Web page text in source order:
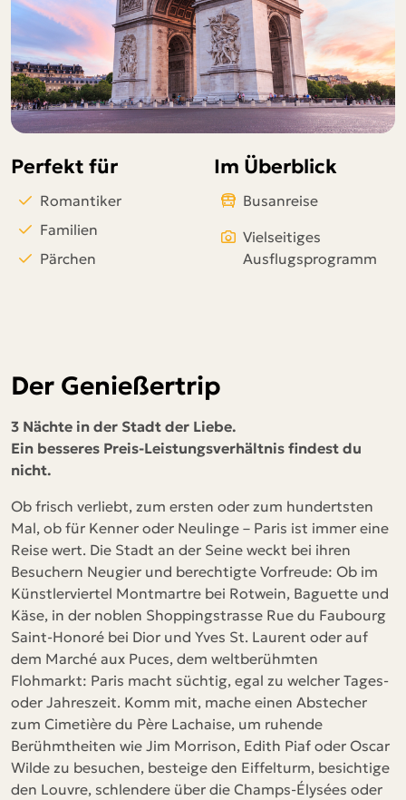
Perfekt für
Romantiker
Familien
Pärchen
Im Überblick
Busanreise
Vielseitiges
Ausflugsprogramm
Der Genießertrip
3 Nächte in der Stadt der Liebe.
Ein besseres Preis-Leistungsverhältnis findest du
nicht.
Ob frisch verliebt, zum ersten oder zum hundertsten
Mal, ob für Kenner oder Neulinge – Paris ist immer eine
Reise wert. Die Stadt an der Seine weckt bei ihren
Besuchern Neugier und berechtigte Vorfreude: Ob im
Künstlerviertel Montmartre bei Rotwein, Baguette und
Käse, in der noblen Shoppingstrasse Rue du Faubourg
Saint-Honoré bei Dior und Yves St. Laurent oder auf
dem Marché aux Puces, dem weltberühmten
Flohmarkt: Paris macht süchtig, egal zu welcher Tages-
oder Jahreszeit. Komm mit, mache einen Abstecher
zum Cimetière du Père Lachaise, um ruhende
Berühmtheiten wie Jim Morrison, Edith Piaf oder Oscar
Wilde zu besuchen, besteige den Eiffelturm, besichtige
den Louvre, schlendere über die Champs-Élysées oder
Telegram
per E-Mail senden